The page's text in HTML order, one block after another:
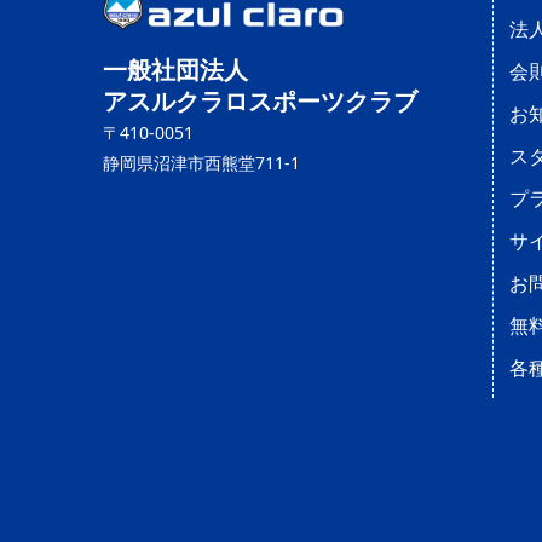
一般社団法人
アスルクラロスポーツクラブ
〒410-0051
静岡県沼津市西熊堂711-1
法
会
お
ス
プ
サ
お
無
各